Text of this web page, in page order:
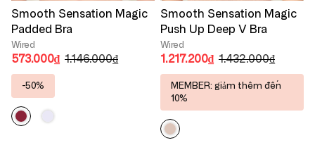
Smooth Sensation Magic
Padded Bra
Wired
573.000₫ 1.146.000₫
-50%
Smooth Sensation Magic
Push Up Deep V Bra
Wired
1.217.200₫ 1.432.000₫
MEMBER: giảm thêm đến
10%